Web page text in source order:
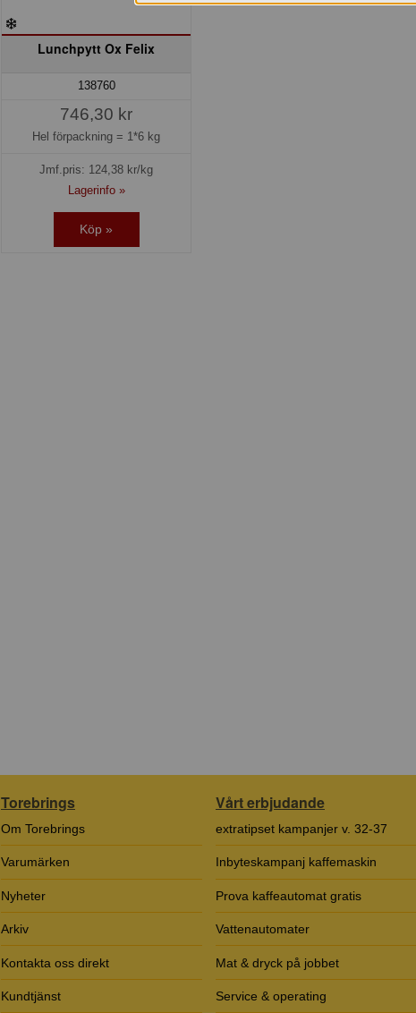
Lunchpytt Ox Felix
138760
746,30 kr
Hel förpackning = 1*6 kg
Jmf.pris: 124,38 kr/kg
Lagerinfo »
Köp »
Torebrings
Om Torebrings
Varumärken
Nyheter
Arkiv
Kontakta oss direkt
Kundtjänst
Vårt erbjudande
extratipset kampanjer v. 32-37
Inbyteskampanj kaffemaskin
Prova kaffeautomat gratis
Vattenautomater
Mat & dryck på jobbet
Service & operating